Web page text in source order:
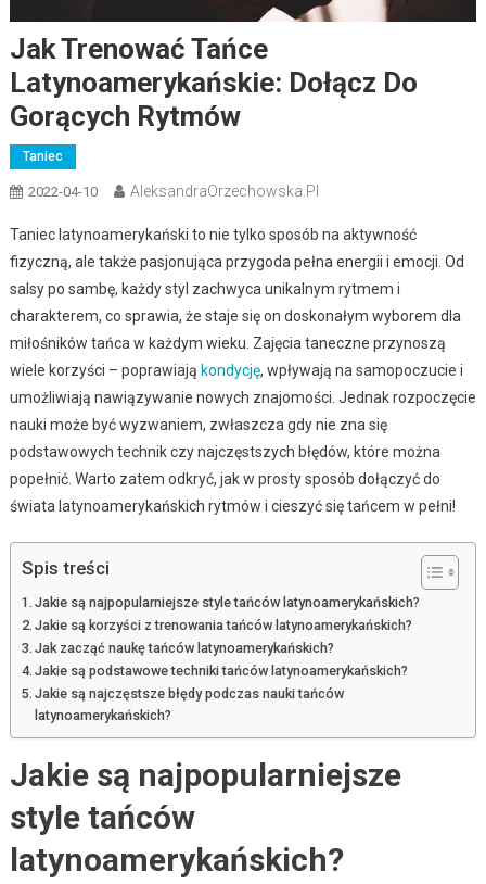
Jak Trenować Tańce
Latynoamerykańskie: Dołącz Do
Gorących Rytmów
Taniec
2022-04-10 AleksandraOrzechowska.pl
Taniec latynoamerykański to nie tylko sposób na aktywność
fizyczną, ale także pasjonująca przygoda pełna energii i emocji. Od
salsy po sambę, każdy styl zachwyca unikalnym rytmem i
charakterem, co sprawia, że staje się on doskonałym wyborem dla
miłośników tańca w każdym wieku. Zajęcia taneczne przynoszą
wiele korzyści – poprawiają kondycję, wpływają na samopoczucie i
umożliwiają nawiązywanie nowych znajomości. Jednak rozpoczęcie
nauki może być wyzwaniem, zwłaszcza gdy nie zna się
podstawowych technik czy najczęstszych błędów, które można
popełnić. Warto zatem odkryć, jak w prosty sposób dołączyć do
świata latynoamerykańskich rytmów i cieszyć się tańcem w pełni!
Spis treści
Jakie są najpopularniejsze style tańców latynoamerykańskich?
Jakie są korzyści z trenowania tańców latynoamerykańskich?
Jak zacząć naukę tańców latynoamerykańskich?
Jakie są podstawowe techniki tańców latynoamerykańskich?
Jakie są najczęstsze błędy podczas nauki tańców
latynoamerykańskich?
Jakie są najpopularniejsze
style tańców
latynoamerykańskich?